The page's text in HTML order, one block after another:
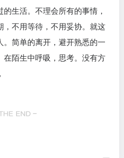
生活。不理会所有的事情，
，不用等待，不用妥协。就这
。简单的离开，避开熟悉的一
在陌生中呼吸，思考。没有方